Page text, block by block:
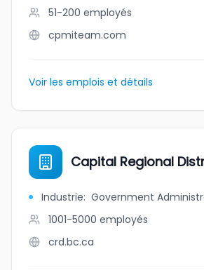
51-200 employés
cpmiteam.com
Voir les emplois et détails
Capital Regional
Industrie: Government
1001-5000 employés
crd.bc.ca